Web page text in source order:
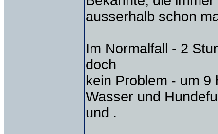
ausserhalb schon
Im Normalfall - 2
doch
kein Problem - um 9
Wasser und
und .